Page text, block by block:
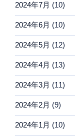
2024年7月 (10)
2024年6月 (10)
2024年5月 (12)
2024年4月 (13)
2024年3月 (11)
2024年2月 (9)
2024年1月 (10)